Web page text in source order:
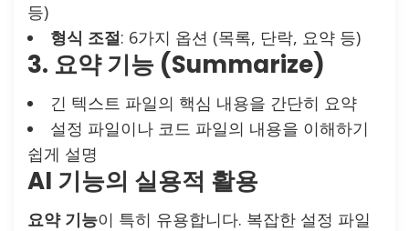
등)
형식 조절: 6가지 옵션 (목록, 단락, 요약 등)
3. 요약 기능 (Summarize)
긴 텍스트 파일의 핵심 내용을 간단히 요약
설정 파일이나 코드 파일의 내용을 이해하기
쉽게 설명
AI 기능의 실용적 활용
요약 기능이 특히 유용합니다. 복잡한 설정 파일